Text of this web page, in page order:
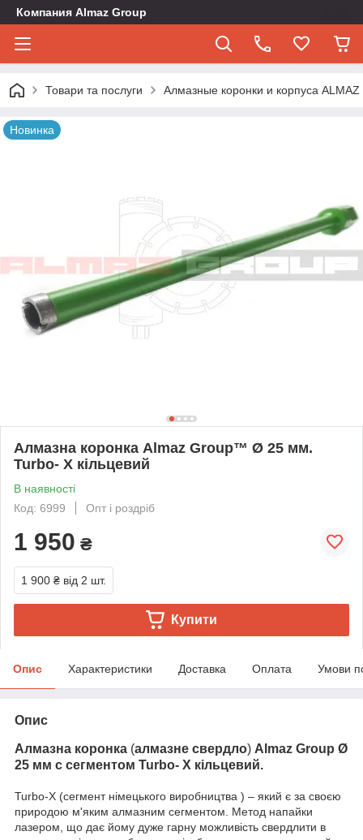
Компания Almaz Group
Товари та послуги Алмазные коронки и корпуса ALMAZ
Новинка
Алмазна коронка Almaz Group™ Ø 25 мм.
Turbo- X кільцевий
В наявності
Код: 6999
Опт і роздріб
1 950 ₴
1 900 ₴ від 2 шт.
Купити
Опис Характеристики Доставка Оплата Умови
Опис
Алмазна коронка (алмазне свердло) Almaz Group Ø
25 мм c сегментом Turbo- X кільцевий.
Turbo-X (сегмент німецького виробництва ) – який є за своєю
природою м'яким алмазним сегментом. Метод напайки
лазером, що дає йому дуже гарну можливість свердлити в